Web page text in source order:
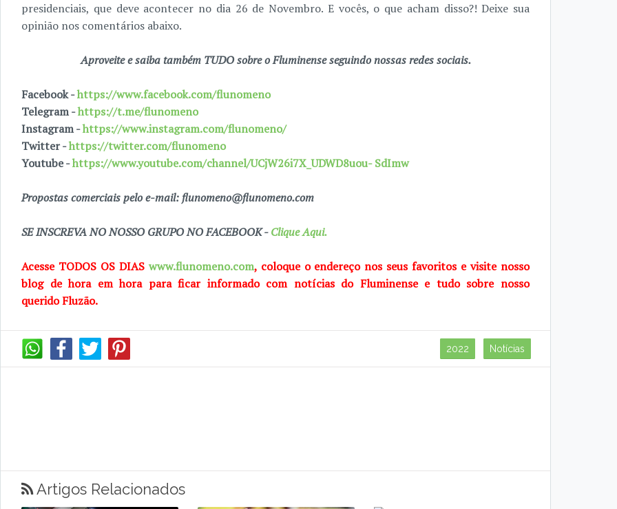
presidenciais, que deve acontecer no dia 26 de Novembro. E vocês, o que acham disso?! Deixe sua
opinião nos comentários abaixo.
Aproveite e saiba também TUDO sobre o Fluminense seguindo nossas redes sociais.
Facebook -https://www.facebook.com/flunomeno
Telegram -https://t.me/flunomeno
Instagram -https://www.instagram.com/flunomeno/
Twitter -https://twitter.com/flunomeno
Youtube -https://www.youtube.com/channel/UCjW26i7X_UDWD8uou- SdImw
Propostas comerciais pelo e-mail: flunomeno@flunomeno.com
SE INSCREVA NO NOSSO GRUPO NO FACEBOOK -Clique Aqui.
Acesse TODOS OS DIAS www.flunomeno.com, coloque o endereço nos seus favoritos e visite nosso
blog dehora em hora para ficar informado com notícias do Fluminense e tudo sobre nosso
queridoFluzão.
2022 Notícias
Artigos Relacionados